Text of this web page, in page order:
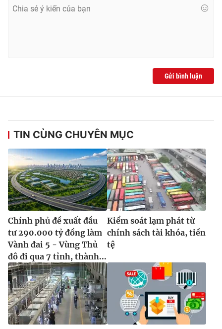
Gửi bình luận
TIN CÙNG CHUYÊN MỤC
Chính phủ đề xuất đầu
tư 290.000 tỷ đồng làm
Vành đai 5 - Vùng Thủ
đô đi qua 7 tỉnh, thành...
Kiểm soát lạm phát từ
chính sách tài khóa, tiền
tệ